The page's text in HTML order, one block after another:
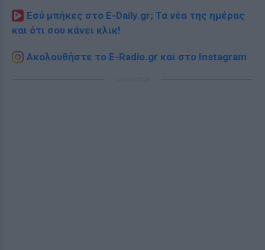
Εσύ μπήκες στο E-Daily.gr; Τα νέα της ημέρας
και ότι σου κάνει κλικ!
Ακολουθήστε το E-Radio.gr και στο Instagram